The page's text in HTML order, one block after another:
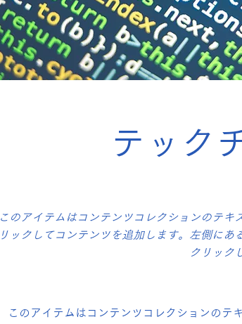
テック
このアイテムはコンテンツコレクションのテ
リックしてコンテンツを追加します。左側に
クリック
このアイテムはコンテンツコレクションのテ